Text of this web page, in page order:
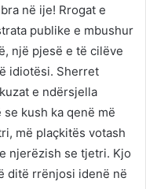
në ije! Rrogat e
publike e mbushur
një pjesë e të cilëve
idiotësi. Sherret
e ndërsjella
kush ka qenë më
më plaçkitës votash
njerëzish se tjetri. Kjo
ditë rrënjosi idenë në